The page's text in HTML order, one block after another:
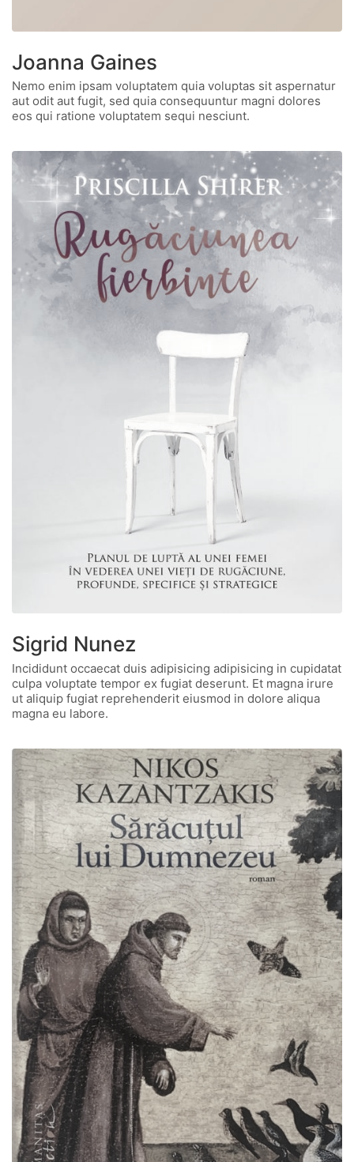
Joanna Gaines
Nemo enim ipsam voluptatem quia voluptas sit aspernatur
aut odit aut fugit, sed quia consequuntur magni dolores
eos qui ratione voluptatem sequi nesciunt.
Sigrid Nunez
Incididunt occaecat duis adipisicing adipisicing in cupidatat
culpa voluptate tempor ex fugiat deserunt. Et magna irure
ut aliquip fugiat reprehenderit eiusmod in dolore aliqua
magna eu labore.